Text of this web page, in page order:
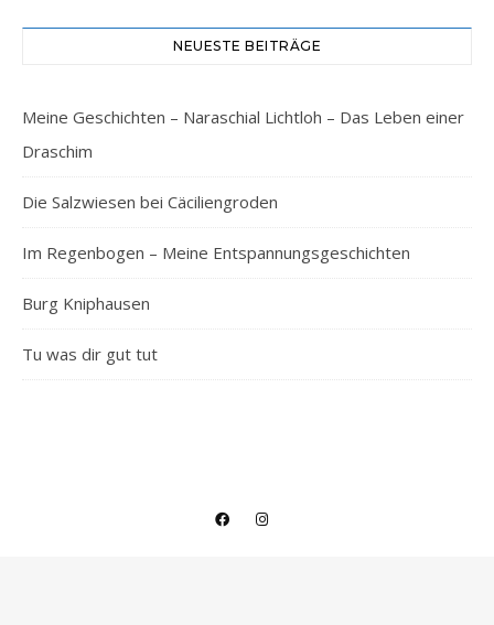
NEUESTE BEITRÄGE
Meine Geschichten – Naraschial Lichtloh – Das Leben einer
Draschim
Die Salzwiesen bei Cäciliengroden
Im Regenbogen – Meine Entspannungsgeschichten
Burg Kniphausen
Tu was dir gut tut